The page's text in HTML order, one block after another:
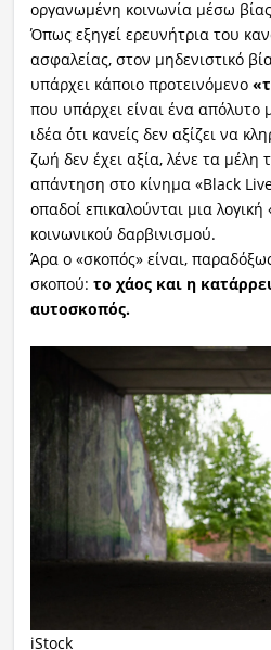
οργανωμένη κοινωνία μέσω
Όπως εξηγεί ερευνήτρια του
ασφαλείας, στον μηδενιστικό
υπάρχει κάποιο προτεινόμενο
που υπάρχει είναι ένα απόλυτο
ιδέα ότι κανείς δεν αξίζει να
ζωή δεν έχει αξία, λένε τα μέλη
απάντηση στο κίνημα «Black
οπαδοί επικαλούνται μια λογική
κοινωνικού δαρβινισμού.
Άρα ο «σκοπός» είναι,
σκοπού: το χάος και η
αυτοσκοπός.
iStock